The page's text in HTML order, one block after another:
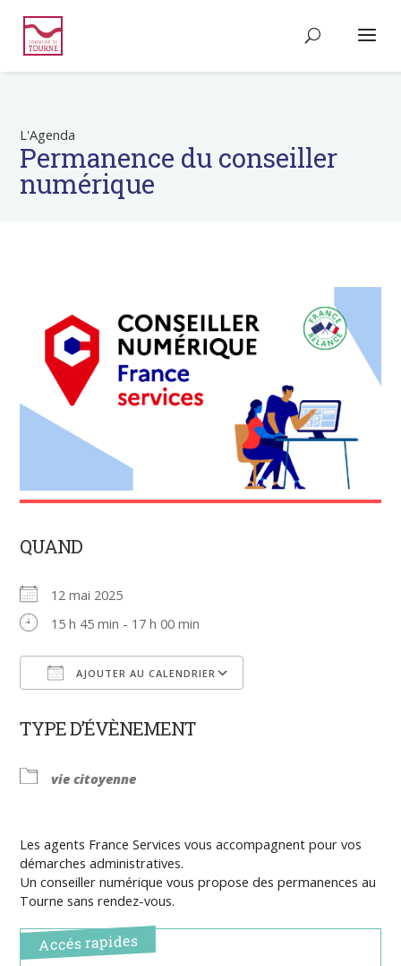
L'Agenda
Permanence du conseiller
numérique
QUAND
12 mai 2025
15 h 45 min - 17 h 00 min
AJOUTER AU CALENDRIER
TYPE D’ÉVÈNEMENT
vie citoyenne
Les agents France Services vous accompagnent pour vos
démarches administratives.
Un conseiller numérique vous propose des permanences au
Tourne sans rendez-vous.
Accés rapides